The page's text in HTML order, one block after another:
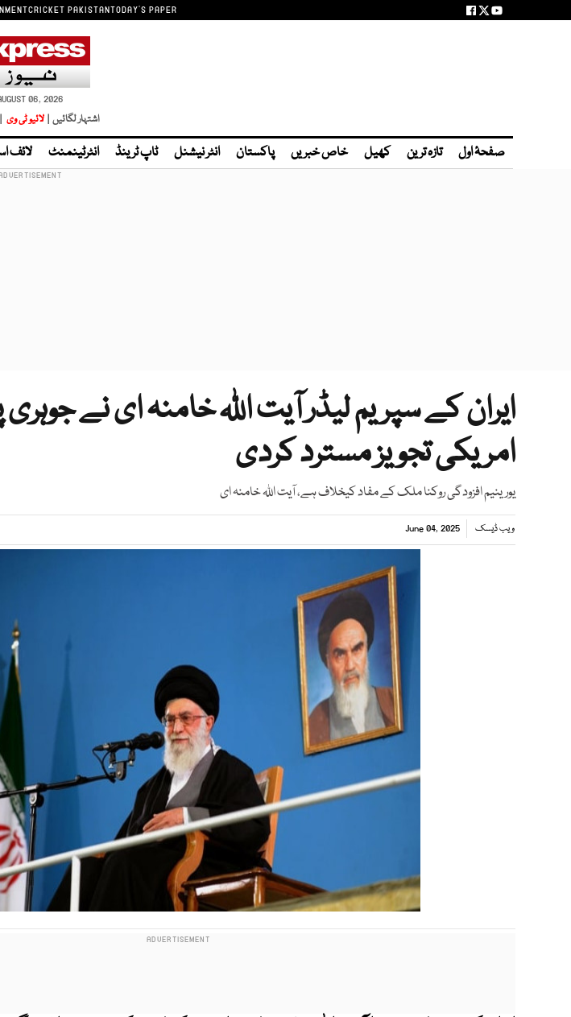
CRICKET PAKISTANTODAY'S PAPER
06, 2026
اشتہار لگائیں | لائیو ٹی وی
صفحۂ اول تازہ ترین کھیل خاص خبریں پاکستان انٹر نیشنل ٹاپ ٹرینڈ انٹرٹینمنٹ لائف
ایران کے سپریم لیڈر آیت اللہ خامنہ ای نے جوہری
امریکی تجویز مسترد کردی
یورینیم افزودگی روکنا ملک کے مفاد کیخلاف ہے، آیت اللہ خامنہ ای
ویب ڈیسک June 04, 2025